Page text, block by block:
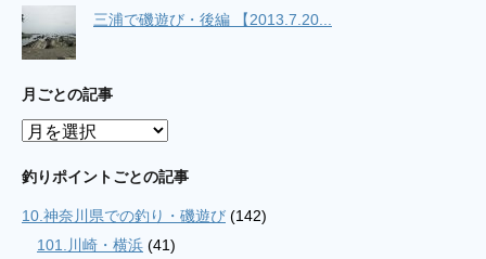
三浦で磯遊び・後編 【2013.7.20...
月ごとの記事
月
と
記
釣りポイントごとの記事
10.神奈川県での釣り・磯遊び (142)
101.川崎・横浜 (41)